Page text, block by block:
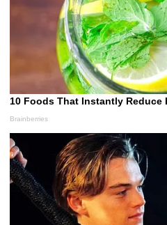
MIS TEMAS PREFERIDOS